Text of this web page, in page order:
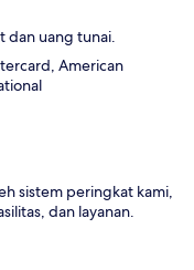
dan uang tunai.
American
sistem peringkat kami,
dan layanan.